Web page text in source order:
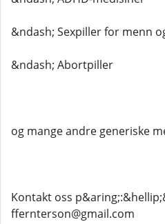
&ndash; Sexpiller for menn
&ndash; Abortpiller
og mange andre generiske
Kontakt oss
ffernterson@gmail.com